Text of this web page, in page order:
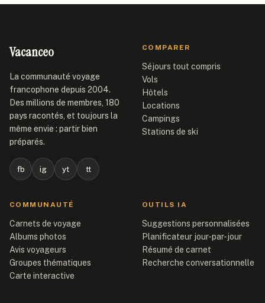
Vacanceo
La communauté voyage
francophone depuis 2004.
Des millions de membres, 180
pays racontés, et toujours la
même envie : partir bien
préparés.
fb ig yt tt
COMPARER
Séjours tout compris
Vols
Hôtels
Locations
Campings
Stations de ski
COMMUNAUTÉ
Carnets de voyage
Albums photos
Avis voyageurs
Groupes thématiques
Carte interactive
OUTILS IA
Suggestions personnalisées
Planificateur jour-par-jour
Résumé de carnet
Recherche conversationnelle